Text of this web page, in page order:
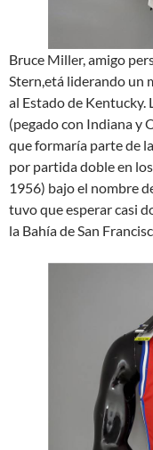
Bruce Miller, amigo
Stern,etá liderando un
al Estado de Kentucky.
(pegado con Indiana y
que formaría parte de
por partida doble en
1956) bajo el nombre
tuvo que esperar casi
la Bahía de San